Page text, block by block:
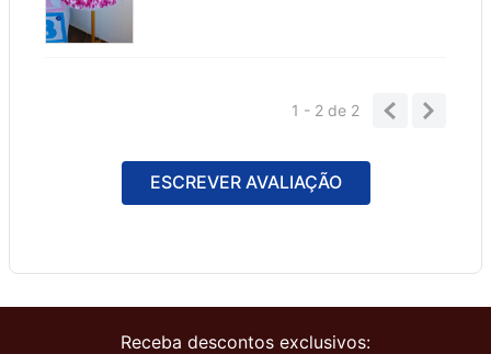
1 - 2de 2
ESCREVER AVALIAÇÃO
Receba descontos exclusivos: